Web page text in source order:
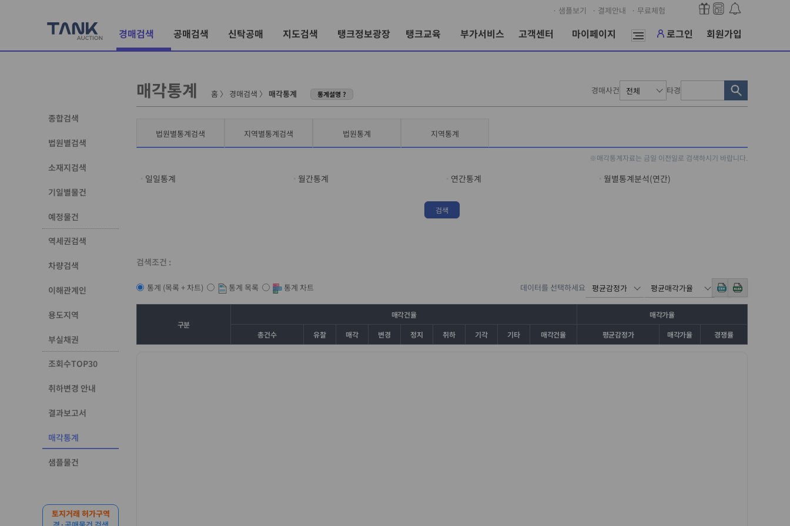
· 샘플보기 · 결제안내 · 무료체험
경매검색 공매검색 신탁공매 지도검색 탱크정보광장 탱크교육 부가서비스 고객센터 마이페이지 로그인 회원가입
종합검색
법원별검색
소재지검색
기일별물건
예정물건
역세권검색
차량검색
이해관계인
용도지역
부실채권
조회수TOP30
취하변경 안내
결과보고서
매각통계
샘플물건
토지거래 허가구역
매각통계 홈 〉 경매검색 〉 매각통계 통계설명 ? 경매사건 타경
법원별통계검색 지역별통계검색 법원통계 지역통계
※매각통계자료는 금일 이전일로 검색하시기 바랍니다.
일일통계 월간통계 연간통계 월별통계분석(연간)
검색
검색조건 :
통계 (목록 + 차트) 통계 목록 통계 차트 데이터를 선택하세요
구분
매각건율
매각가율
총건수
유찰 매각 변경 정지 취하 기각 기타 매각건율 평균감정가 매각가율 경쟁률